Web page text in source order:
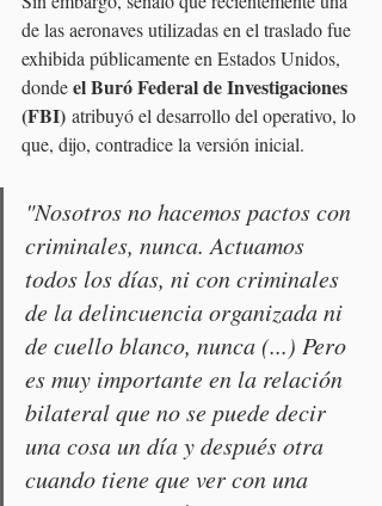
de las aeronaves utilizadas en el traslado fue
exhibida públicamente en Estados Unidos,
donde el Buró Federal de Investigaciones
(FBI) atribuyó el desarrollo del operativo, lo
que, dijo, contradice la versión inicial.
"Nosotros no hacemos pactos con
criminales, nunca. Actuamos
todos los días, ni con criminales
de la delincuencia organizada ni
de cuello blanco, nunca (...) Pero
es muy importante en la relación
bilateral que no se puede decir
una cosa un día y después otra
cuando tiene que ver con una